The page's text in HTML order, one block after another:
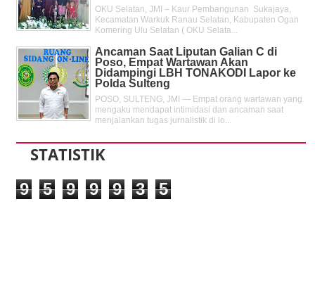
OKU Selatan, JMI – Kaur Pembangunan Sukajaya,
Kecamatan Warkuk Ranau Selatan, Kabupaten Ogan
Komering Ulu Selatan ( OKU Selata...
Ancaman Saat Liputan Galian C di
Poso, Empat Wartawan Akan
Didampingi LBH TONAKODI Lapor ke
Polda Sulteng
POSO, SULTENG, JMI — Empat orang wartawan yang
mengaku mendapat intimidasi dan ancaman saat
menjalankan tugas jurnalistik di lo...
STATISTIK
9 5 9 9 9 3 5